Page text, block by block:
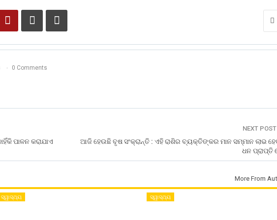
0 Comments
ପାଳନ କରାଯାଏ
NEXT POST
ଆଜି ହେଉଛି ବୃଷ ସଂକ୍ରାନ୍ତି : ଏହି ରାଶିର ବ୍ୟକ୍ତିଙ୍କର ମାନ ସମ୍ମାନ ଲାଭ
ଧନ ପ୍ରାପ୍ତି
More From
ସ୍ୱାସ୍ଥ୍ୟ ସ୍ୱାସ୍ଥ୍ୟ